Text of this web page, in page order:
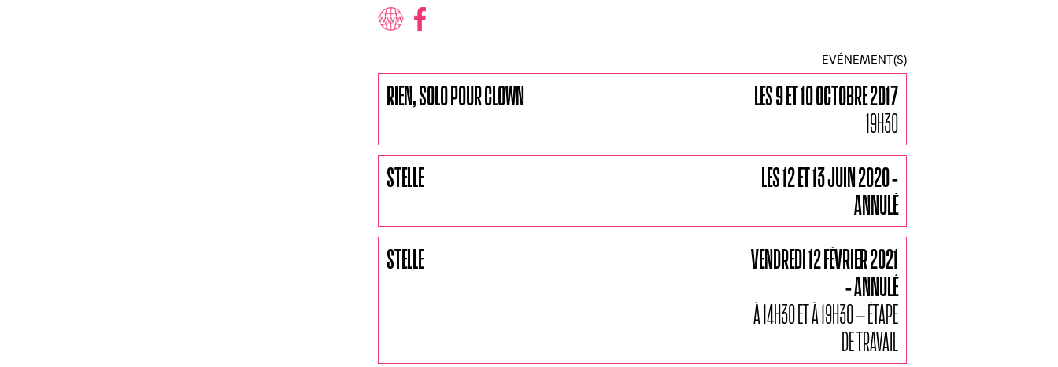
EVÉNEMENT(S)
RIEN, SOLO POUR CLOWN
LES 9 ET 10 OCTOBRE 2017
19H30
STELLE
LES 12 ET 13 JUIN 2020 -
ANNULÉ
STELLE
VENDREDI 12 FÉVRIER 2021
- ANNULÉ
À 14H30 ET À 19H30 – ÉTAPE
DE TRAVAIL